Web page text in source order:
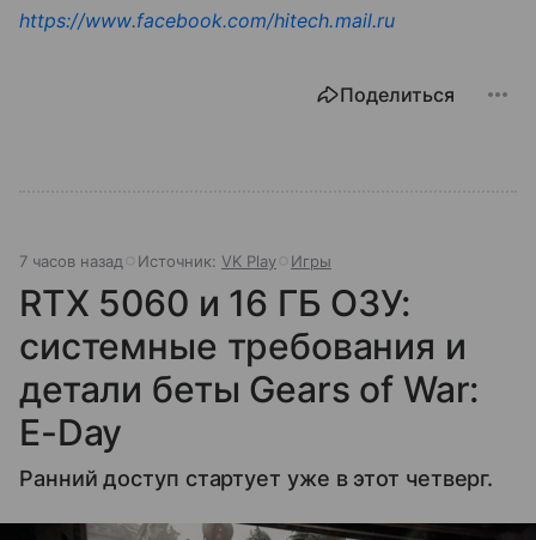
https://www.facebook.com/hitech.mail.ru
Поделиться
7 часов назад Источник: VK Play Игры
RTX 5060 и 16 ГБ ОЗУ:
системные требования и
детали беты Gears of War:
E-Day
Ранний доступ стартует уже в этот четверг.